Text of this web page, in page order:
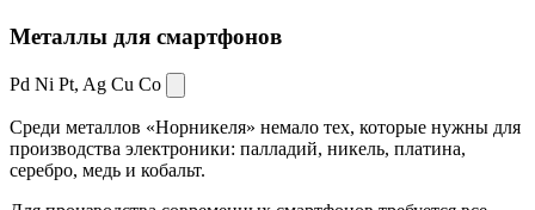
Металлы для смартфонов
Pd Ni Pt, Ag Cu Co
Среди металлов «Норникеля» немало тех, которые нужны для
производства электроники: палладий, никель, платина,
серебро, медь и кобальт.